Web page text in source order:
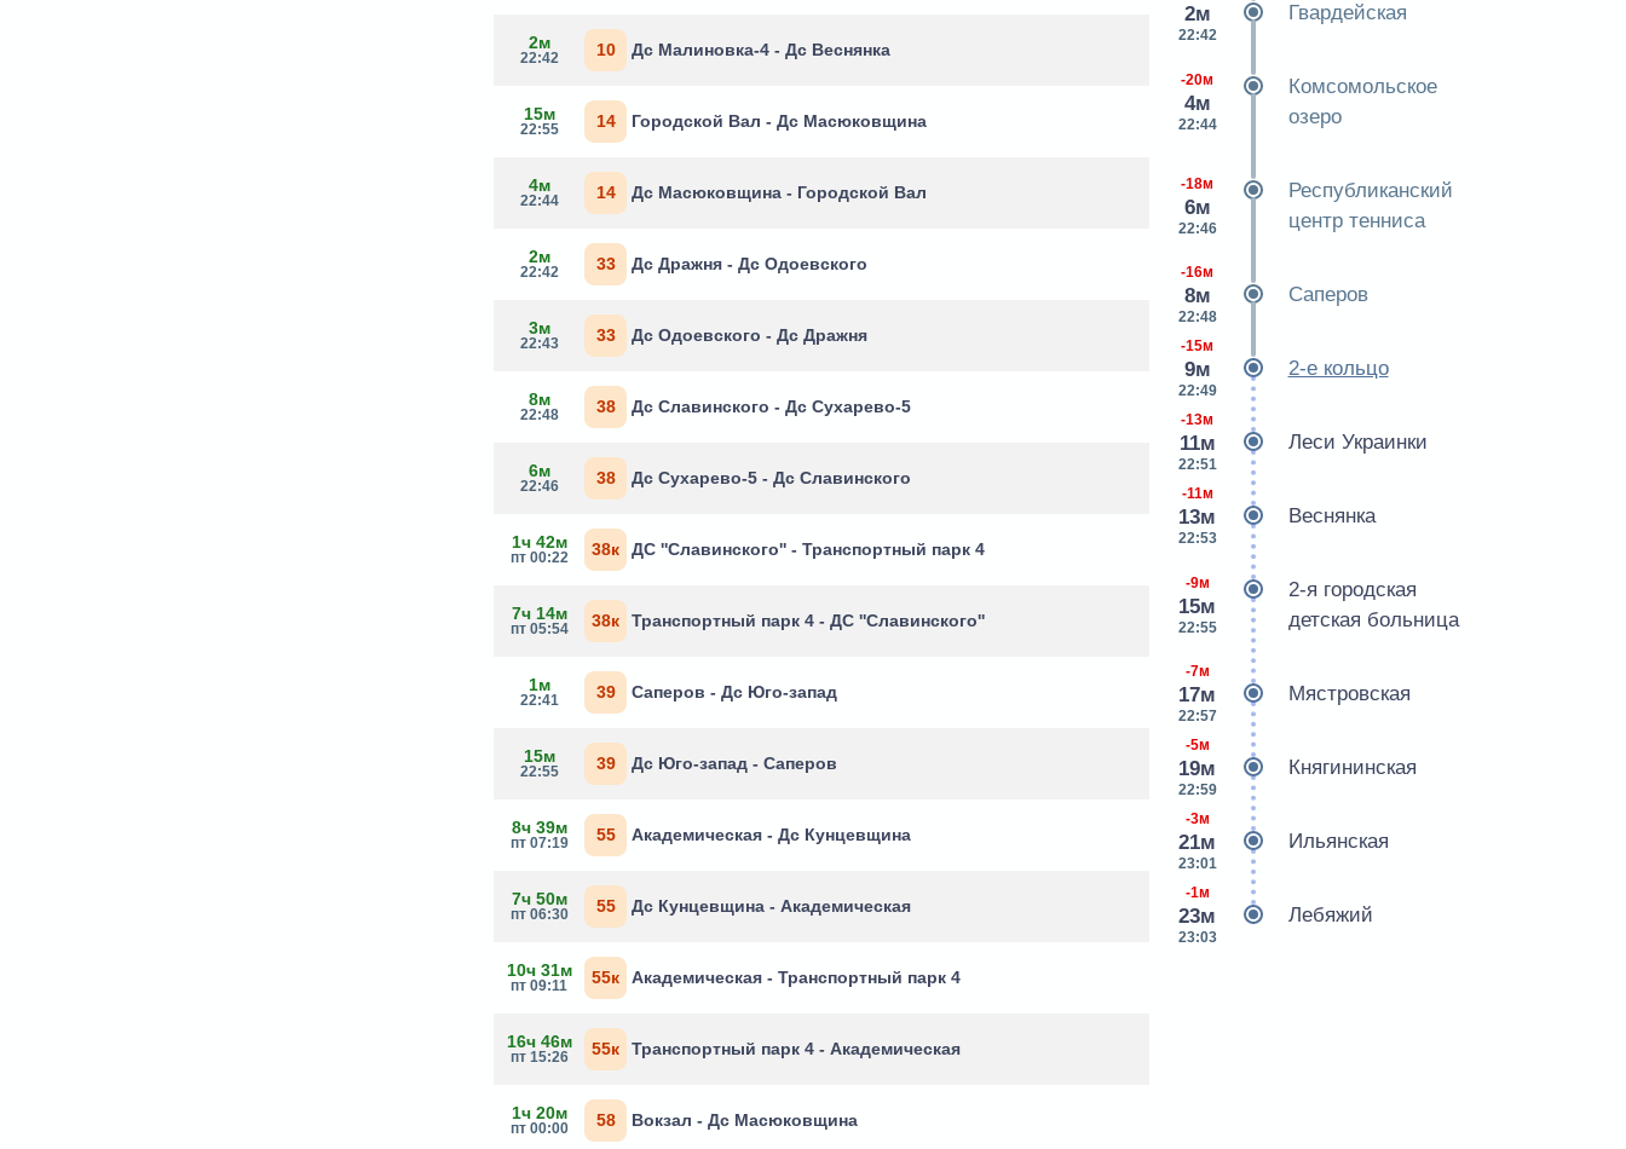
2м
22:42 10 Дс Малиновка-4 - Дс Веснянка
15м
22:55 14 Городской Вал - Дс Масюковщина
4м
22:44 14 Дс Масюковщина - Городской Вал
2м
22:42 33 Дс Дражня - Дс Одоевского
3м
22:43 33 Дс Одоевского - Дс Дражня
8м
22:48 38 Дс Славинского - Дс Сухарево-5
6м
22:46 38 Дс Сухарево-5 - Дс Славинского
1ч 42м
пт 00:22 38к ДС ''Славинского'' - Транспортный парк 4
7ч 14м
пт 05:54 38к Транспортный парк 4 - ДС ''Славинского''
1м
22:41 39 Саперов - Дс Юго-запад
15м
22:55 39 Дс Юго-запад - Саперов
8ч 39м
пт 07:19 55 Академическая - Дс Кунцевщина
7ч 50м
пт 06:30 55 Дс Кунцевщина - Академическая
10ч 31м
пт 09:11 55к Академическая - Транспортный парк 4
16ч 46м
пт 15:26 55к Транспортный парк 4 - Академическая
1ч 20м
пт 00:00 58 Вокзал - Дс Масюковщина
2м
22:42
Гвардейская
-20м
4м
22:44
Комсомольское
озеро
-18м
6м
22:46
Республиканский
центр тенниса
-16м
8м
22:48
Саперов
-15м
9м
22:49
2-е кольцо
-13м
11м
22:51
Леси Украинки
-11м
13м
22:53
Веснянка
-9м
15м
22:55
2-я городская
детская больница
-7м
17м
22:57
Мястровская
-5м
19м
22:59
Княгининская
-3м
21м
23:01
Ильянская
-1м
23м
23:03
Лебяжий